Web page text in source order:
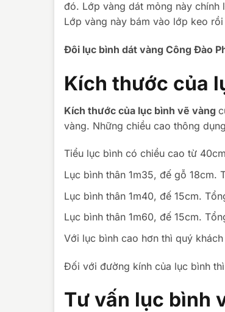
đó. Lớp vàng dát mỏng này
Lớp vàng này bám vào lớp keo
Đôi lục bình dát vàng Công Đào
Kích thước của
Kích thước của lục bình vẽ vàng
vàng. Những chiều cao thông
Tiểu lục bình có chiều cao từ
Lục bình thân 1m35, đế gỗ 18cm.
Lục bình thân 1m40, đế 15cm.
Lục bình thân 1m60, đế 15cm.
Với lục bình cao hơn thì quý
Đối với đường kính của lục bình
Tư vấn lục bình